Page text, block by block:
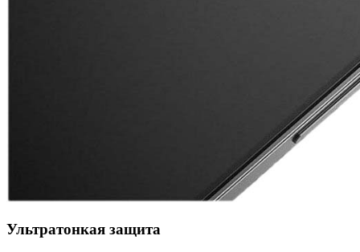
Ультратонкая защита